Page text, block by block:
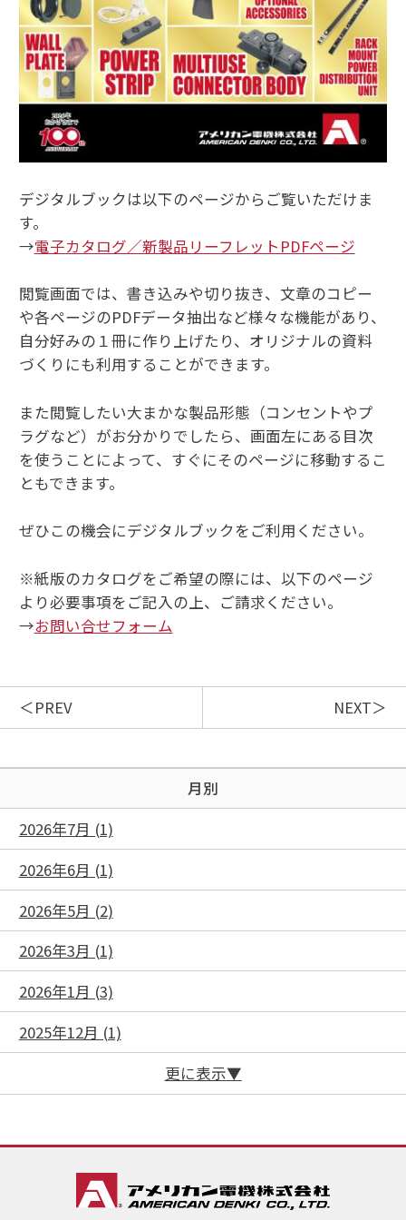
デジタルブックは以下のページからご覧いただけま
す。
→電子カタログ／新製品リーフレットPDFページ
閲覧画面では、書き込みや切り抜き、文章のコピー
や各ページのPDFデータ抽出など様々な機能があり、
自分好みの１冊に作り上げたり、オリジナルの資料
づくりにも利用することができます。
また閲覧したい大まかな製品形態（コンセントやプ
ラグなど）がお分かりでしたら、画面左にある目次
を使うことによって、すぐにそのページに移動するこ
ともできます。
ぜひこの機会にデジタルブックをご利用ください。
※紙版のカタログをご希望の際には、以下のページ
より必要事項をご記入の上、ご請求ください。
→お問い合せフォーム
PREV NEXT
月別
2026年7月 (1)
2026年6月 (1)
2026年5月 (2)
2026年3月 (1)
2026年1月 (3)
2025年12月 (1)
更に表示